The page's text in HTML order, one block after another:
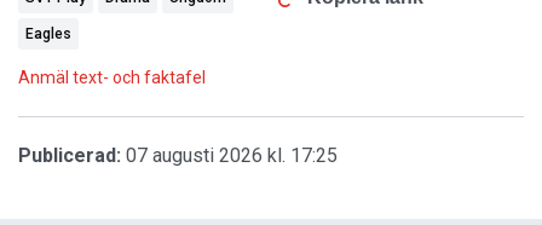
Eagles
Anmäl text- och faktafel
Publicerad: 07 augusti 2026 kl. 17:25